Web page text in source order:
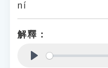
ní
解釋：